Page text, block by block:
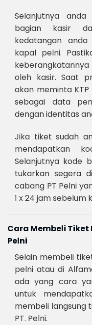
Selanjutnya
bagian kasir
kedatangan
kapal pelni.
keberangkatannya
oleh kasir. Saat
akan meminta
sebagai data
dengan identitas
Jika tiket sudah
mendapatkan
Selanjutnya kode
tukarkan segera
cabang PT Pelni
1 x 24 jam sebelum
Cara Membeli Tiket
Pelni
Selain membeli
pelni atau di
ada yang cara
untuk
membeli langsung
PT. Pelni.